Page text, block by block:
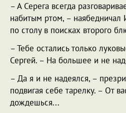
– А Серега всегда
набитым ртом, – наябедничал
по столу в поисках второго
– Тебе остались только
Сергей. – На большее и не
– Да я и не надеялся, –
подвигая себе тарелку. – От
дождешься...